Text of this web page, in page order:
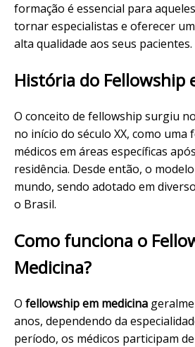
formação é essencial para
tornar especialistas e oferecer
alta qualidade aos seus pacientes.
História do Fellowship
O conceito de fellowship surgiu
no início do século XX, como
médicos em áreas específicas
residência. Desde então, o
mundo, sendo adotado em
o Brasil.
Como funciona o
Medicina?
O fellowship em medicina
anos, dependendo da
período, os médicos participam